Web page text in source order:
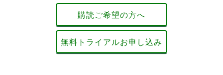
購読ご希望の方へ
無料トライアルお申し込み